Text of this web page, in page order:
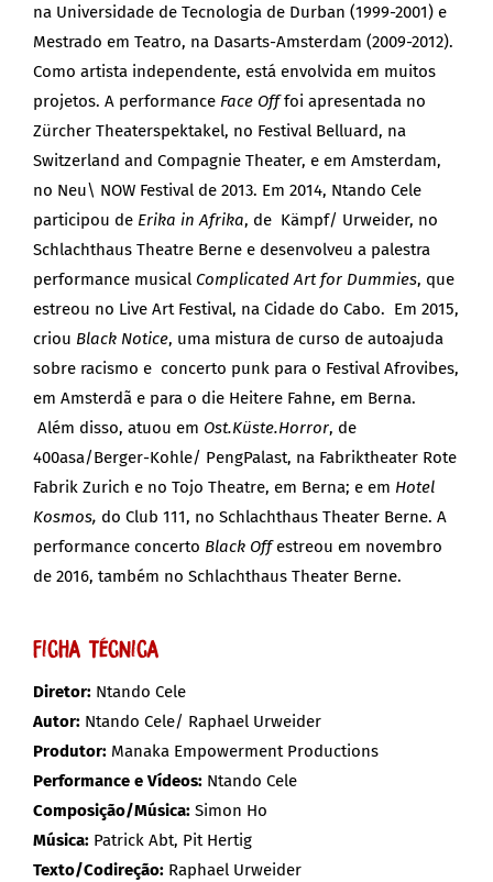
na Universidade de Tecnologia de Durban (1999-2001) e
Mestrado em Teatro, na Dasarts-Amsterdam (2009-2012).
Como artista independente, está envolvida em muitos
projetos. A performance Face Offfoi apresentada no
Zürcher Theaterspektakel, no Festival Belluard, na
Switzerland and Compagnie Theater, e em Amsterdam,
no Neu\ NOW Festival de 2013. Em 2014, Ntando Cele
participou de Erika in Afrika, de Kämpf/ Urweider, no
Schlachthaus Theatre Berne e desenvolveu a palestra
performance musical Complicated Art for Dummies, que
estreou no Live Art Festival, na Cidade do Cabo. Em 2015,
criou Black Notice, uma mistura de curso de autoajuda
sobre racismo e concerto punk para o Festival Afrovibes,
em Amsterdã e para o die Heitere Fahne, em Berna.
Além disso, atuou em Ost.Küste.Horror, de
400asa/Berger-Kohle/ PengPalast, na Fabriktheater Rote
Fabrik Zurich e no Tojo Theatre, em Berna; e em Hotel
Kosmos, do Club 111, no Schlachthaus Theater Berne. A
performance concerto Black Offestreou em novembro
de 2016, também no Schlachthaus Theater Berne.
Ficha Técnica
Diretor: Ntando Cele
Autor: Ntando Cele/ Raphael Urweider
Produtor: Manaka Empowerment Productions
Performance e Vídeos: Ntando Cele
Composição/Música: Simon Ho
Música: Patrick Abt, Pit Hertig
Texto/Codireção: Raphael Urweider